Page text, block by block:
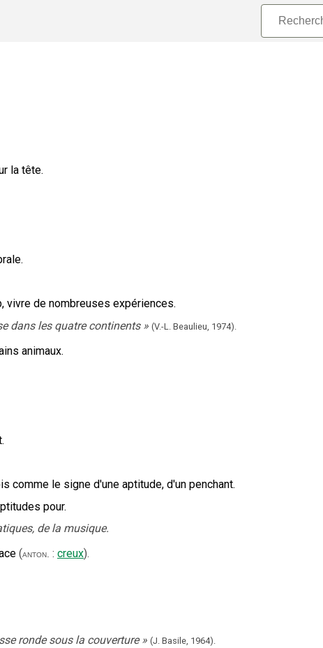
la tête.
vivre de nombreuses expériences.
dans les quatre continents » (V.-L. Beaulieu, 1974).
animaux.
comme le signe d'une aptitude, d'un penchant.
pour.
de la musique.
(anton. : creux).
ronde sous la couverture » (J. Basile, 1964).